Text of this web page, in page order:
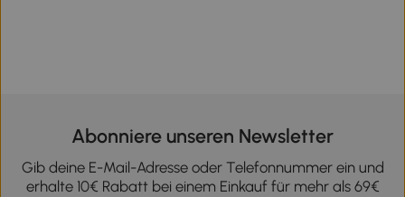
Abonniere unseren Newsletter
Gib deine E-Mail-Adresse oder Telefonnummer ein und
erhalte 10€ Rabatt bei einem Einkauf für mehr als 69€